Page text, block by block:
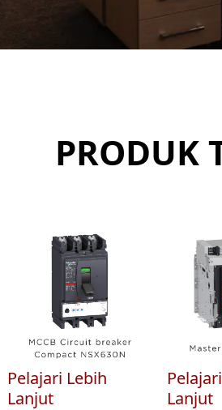
PRODUK
Pelajari Lebih
Lanjut
Lanjut